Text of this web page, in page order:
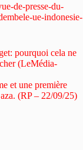
de-presse-du-
ue-indonesie-
pourquoi cela ne
(LeMédia-
et une première
(RP – 22/09/25)